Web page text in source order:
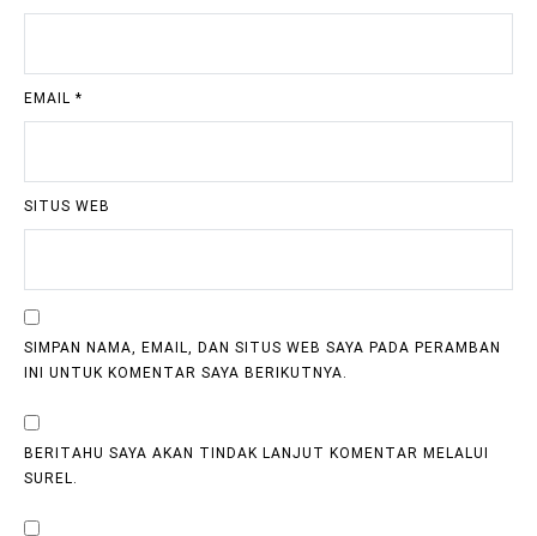
EMAIL *
SITUS WEB
SIMPAN NAMA, EMAIL, DAN SITUS WEB SAYA PADA PERAMBAN
INI UNTUK KOMENTAR SAYA BERIKUTNYA.
BERITAHU SAYA AKAN TINDAK LANJUT KOMENTAR MELALUI
SUREL.